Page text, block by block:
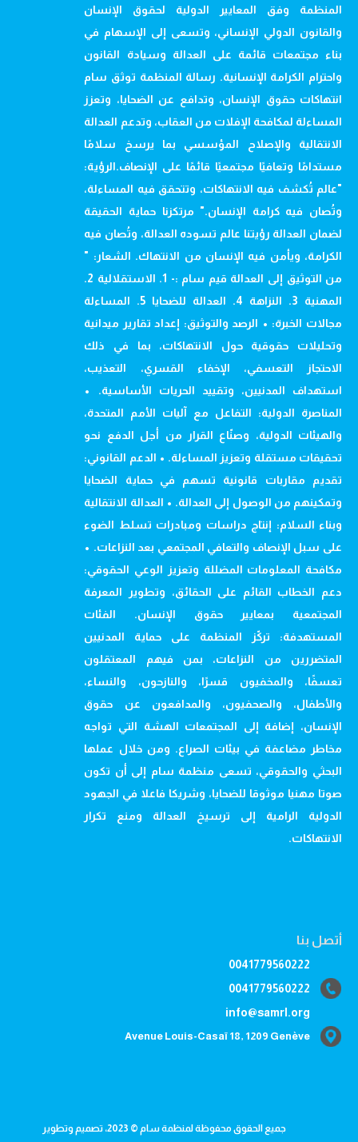
المنظمة وفق المعايير الدولية لحقوق الإنسان
والقانون الدولي الإنساني، وتسعى إلى الإسهام في
بناء مجتمعات قائمة على العدالة وسيادة القانون
واحترام الكرامة الإنسانية. رسالة المنظمة توثق سام
انتهاكات حقوق الإنسان، وتدافع عن الضحايا، وتعزز
المساءلة لمكافحة الإفلات من العقاب، وتدعم العدالة
الانتقالية والإصلاح المؤسسي بما يرسخ سلامًا
مستدامًا وتعافيًا مجتمعيًا قائمًا على الإنصاف.الرؤية:
"عالم تُكشف فيه الانتهاكات، وتتحقق فيه المساءلة،
وتُصان فيه كرامة الإنسان." مرتكزنا حماية الحقيقة
لضمان العدالة رؤيتنا عالم تسوده العدالة، وتُصان فيه
الكرامة، ويأمن فيه الإنسان من الانتهاك. الشعار: "
من التوثيق إلى العدالة قيم سام :- 1. الاستقلالية 2.
المهنية 3. النزاهة 4. العدالة للضحايا 5. المساءلة
مجالات الخبرة: • الرصد والتوثيق: إعداد تقارير ميدانية
وتحليلات حقوقية حول الانتهاكات، بما في ذلك
الاحتجاز التعسفي، الإخفاء القسري، التعذيب،
استهداف المدنيين، وتقييد الحريات الأساسية. •
المناصرة الدولية: التفاعل مع آليات الأمم المتحدة،
والهيئات الدولية، وصنّاع القرار من أجل الدفع نحو
تحقيقات مستقلة وتعزيز المساءلة. • الدعم القانوني:
تقديم مقاربات قانونية تسهم في حماية الضحايا
وتمكينهم من الوصول إلى العدالة. • العدالة الانتقالية
وبناء السلام: إنتاج دراسات ومبادرات تسلط الضوء
على سبل الإنصاف والتعافي المجتمعي بعد النزاعات. •
مكافحة المعلومات المضللة وتعزيز الوعي الحقوقي:
دعم الخطاب القائم على الحقائق، وتطوير المعرفة
المجتمعية بمعايير حقوق الإنسان. الفئات
المستهدفة: تركّز المنظمة على حماية المدنيين
المتضررين من النزاعات، بمن فيهم المعتقلون
تعسفًا، والمخفيون قسرًا، والنازحون، والنساء،
والأطفال، والصحفيون، والمدافعون عن حقوق
الإنسان، إضافة إلى المجتمعات الهشة التي تواجه
مخاطر مضاعفة في بيئات الصراع. ومن خلال عملها
البحثي والحقوقي، تسعى منظمة سام إلى أن تكون
صوتا مهنيا موثوقا للضحايا، وشريكا فاعلا في الجهود
الدولية الرامية إلى ترسيخ العدالة ومنع تكرار
الانتهاكات.
أتصل بنا
0041779560222
0041779560222
info@samrl.org
Avenue Louis-Casaï 18, 1209 Genève
جميع الحقوق محفوظة لمنظمة سام © 2023، تصميم وتطوير